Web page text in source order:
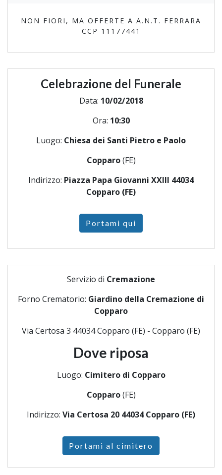
NON FIORI, MA OFFERTE A A.N.T. FERRARA
CCP 11177441
Celebrazione del Funerale
Data: 10/02/2018
Ora: 10:30
Luogo: Chiesa dei Santi Pietro e Paolo
Copparo(FE)
Indirizzo: Piazza Papa Giovanni XXIII 44034
Copparo (FE)
Portami qui
Servizio di Cremazione
Forno Crematorio: Giardino della Cremazione di
Copparo
Via Certosa 3 44034 Copparo (FE) - Copparo (FE)
Dove riposa
Luogo: Cimitero di Copparo
Copparo(FE)
Indirizzo: Via Certosa 20 44034 Copparo (FE)
Portami al cimitero